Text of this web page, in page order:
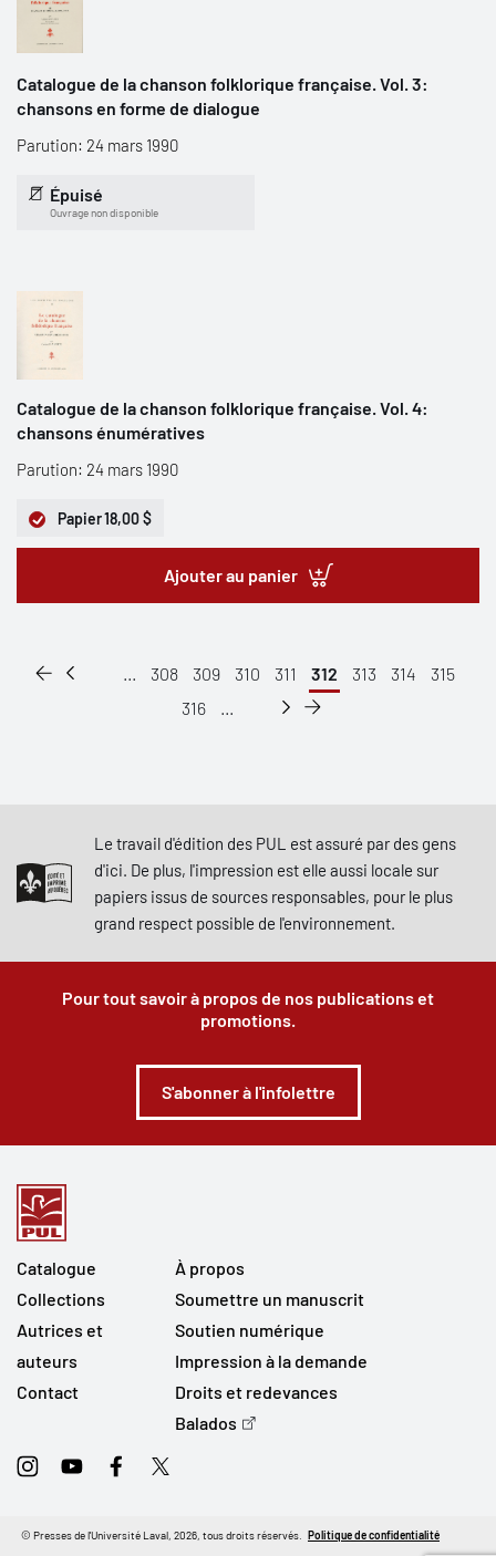
Catalogue de la chanson folklorique française. Vol. 3:
chansons en forme de dialogue
Parution: 24 mars 1990
Épuisé
Ouvrage non disponible
Catalogue de la chanson folklorique française. Vol. 4:
chansons énumératives
Parution: 24 mars 1990
Papier18,00 $
Ajouter au panier
... 308 309 310 311 312 313 314
315
316
...
Le travail d'édition des PUL est assuré par des gens
d'ici. De plus, l'impression est elle aussi locale sur
papiers issus de sources responsables, pour le plus
grand respect possible de l'environnement.
Pour tout savoir à propos de nos publications et
promotions.
S'abonner à l'infolettre
Catalogue
Collections
Autrices et
auteurs
Contact
À propos
Soumettre un manuscrit
Soutien numérique
Impression à la demande
Droits et redevances
Balados
InstagramYoutubeFacebookTwitter
© Presses de l'Université Laval, 2026, tous droits réservés. Politique de confidentialité